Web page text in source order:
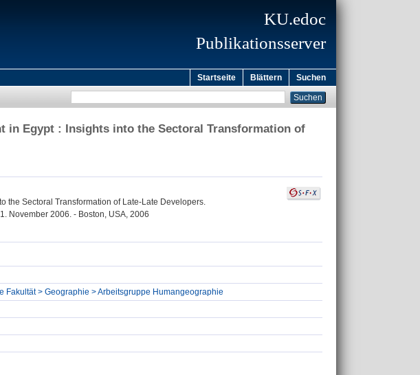
KU.edoc
Publikationsserver
Startseite Blättern Suchen
in Egypt : Insights into the Sectoral Transformation of
the Sectoral Transformation of Late-Late Developers.
November 2006. - Boston, USA, 2006
Fakultät > Geographie > Arbeitsgruppe Humangeographie